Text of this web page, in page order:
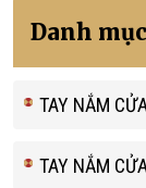
Danh
TAY NẮM
TAY NẮM